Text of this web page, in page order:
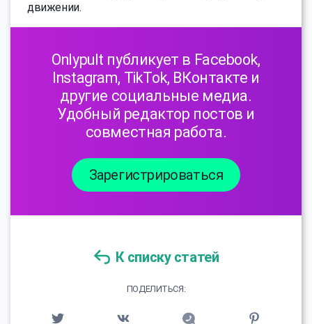
движении.
Onlypult публикует в Facebook,
Instagram, TikTok, ВКонтакте и
другие социальные медиа.
Удобный редактор постов и
совместная работа.
Зарегистрироваться
К списку статей
ПОДЕЛИТЬСЯ: